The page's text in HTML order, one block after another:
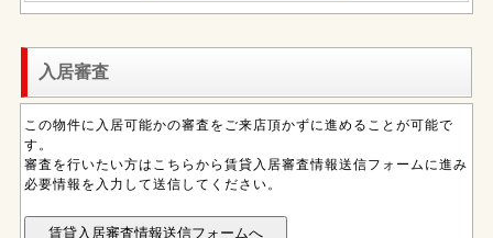
入居審査
この物件に入居可能かの審査をご来店頂かずに進めることが可能で
す。
審査を行いたい方はこちらから賃貸入居審査情報送信フォームに進み
必要情報を入力して送信してください。